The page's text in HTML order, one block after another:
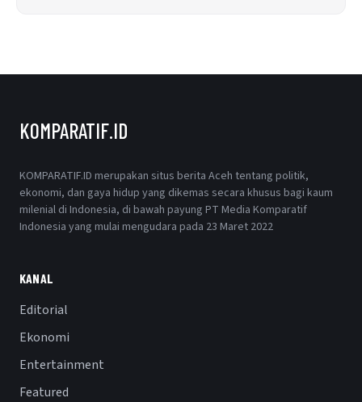
KOMPARATIF.ID
KOMPARATIF.ID merupakan situs berita Aceh tentang politik,
ekonomi, dan gaya hidup yang dikemas secara khusus bagi kaum
milenial di Indonesia, di bawah payung PT Media Komparatif
Indonesia yang mulai mengudara pada 23 Maret 2022
KANAL
Editorial
Ekonomi
Entertainment
Featured